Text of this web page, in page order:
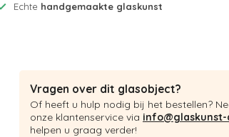
Echte handgemaakte glaskunst
Vragen over dit glasobject?
Of heeft u hulp nodig bij het bestellen?
onze klantenservice via
helpen u graag verder!